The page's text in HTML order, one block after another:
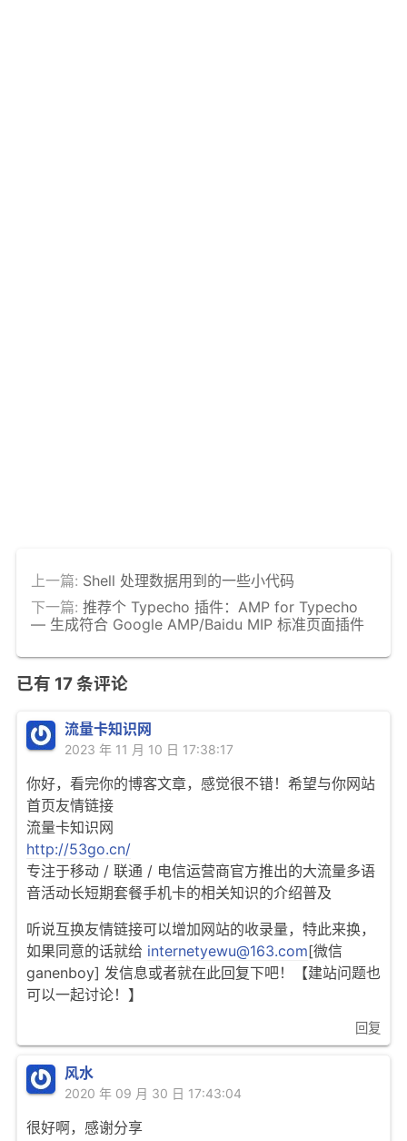
上一篇: Shell 处理数据用到的一些小代码
下一篇: 推荐个 Typecho 插件：AMP for Typecho
— 生成符合 Google AMP/Baidu MIP 标准页面插件
已有 17条评论
流量卡知识网
2023 年 11 月 10 日 17:38:17
你好，看完你的博客文章，感觉很不错！希望与你网站
首页友情链接
流量卡知识网
http://53go.cn/
专注于移动 / 联通 / 电信运营商官方推出的大流量多语
音活动长短期套餐手机卡的相关知识的介绍普及
听说互换友情链接可以增加网站的收录量，特此来换，
如果同意的话就给 internetyewu@163.com[微信
ganenboy] 发信息或者就在此回复下吧！【建站问题也
可以一起讨论！】
回复
风水
2020 年 09 月 30 日 17:43:04
很好啊，感谢分享